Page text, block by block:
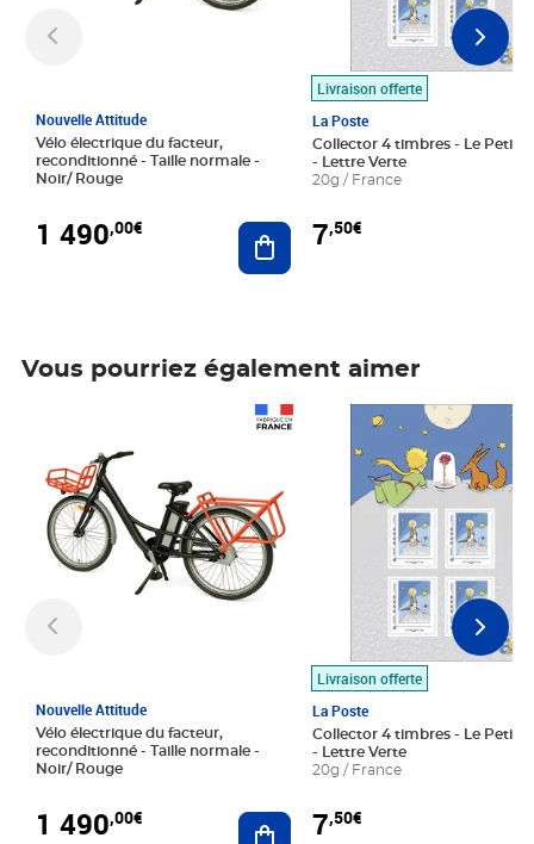
Nouvelle Attitude
Vélo électrique du facteur,
reconditionné - Taille normale -
Noir/ Rouge
1 490,00€ Ajouter au panier
Livraison offerte
La Poste
Collector 4 timbres - Le Petit
- Lettre Verte
20g / France
7,50€
Vous pourriez également aimer
Nouvelle Attitude
Vélo électrique du facteur,
reconditionné - Taille normale -
Noir/ Rouge
1 490,00€ Ajouter au panier
Livraison offerte
La Poste
Collector 4 timbres - Le Petit
- Lettre Verte
20g / France
7,50€
Prix 7,50€